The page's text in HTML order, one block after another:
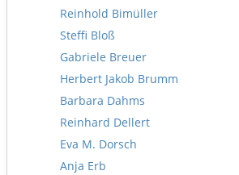
Reinhold Bimüller
Steffi Bloß
Gabriele Breuer
Herbert Jakob Brumm
Barbara Dahms
Reinhard Dellert
Eva M. Dorsch
Anja Erb